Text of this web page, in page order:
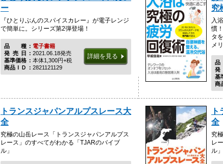
ー
『ひとりぶんのスパイスカレー』が電子レンジ
で簡単に。シリーズ第2弾登場！
品種電子書籍
発売日 2021.06.18発売
基準価格
本体1,300円+税
商品ＩＤ
2821121129
詳細を見る
究
入
慣
タ
メ
基
商
トランスジャパンアルプスレース大
全
究極の山岳レース「トランスジャパンアルプス
レース」のすべてがわかる「TJARのバイブ
ル」
全
究
レ
ル」